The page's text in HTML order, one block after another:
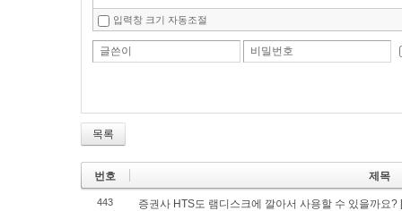
입력창 크기 자동조절
글쓴이 비밀번호
목록
번호 제목
443 증권사 HTS도 램디스크에 깔아서 사용할 수 있을까요?